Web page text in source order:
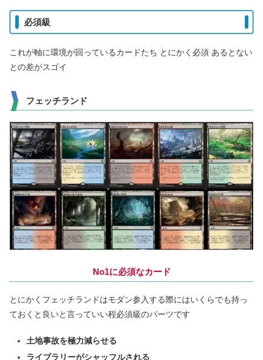
必須級
これが軸に環境が回っているカードたち とにかく必須 あるとない
との差がスゴイ
フェッチランド
No1に必須なカード
とにかくフェッチランドはモダン参入する際にはいくらでも持っ
ておくと良いと言っていい程必須級のパーツです
土地事故を極力減らせる
ライブラリーがシャッフルされる